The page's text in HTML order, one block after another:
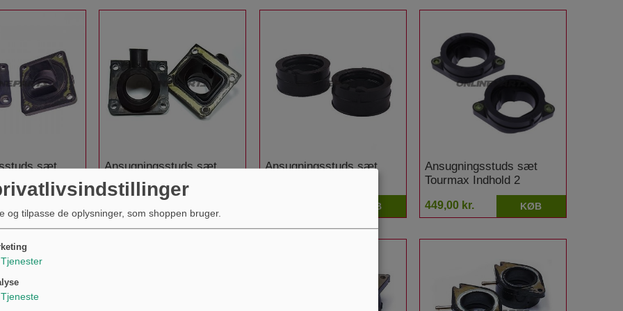
sæt
2
RD 350
Ansugningsstuds sæt
Tourmax Indhold 2
stykker Yamaha RD 350
LCF YPVS
Ansugningsstuds sæt
stykker Yamaha TDM 850
KØB
Ansugningsstuds sæt
Tourmax Indhold 2
stykker Yamaha TDM 900
449,00 kr. KØB
og tilpasse de oplysninger, som shoppen bruger.
Tjenester
Tjeneste